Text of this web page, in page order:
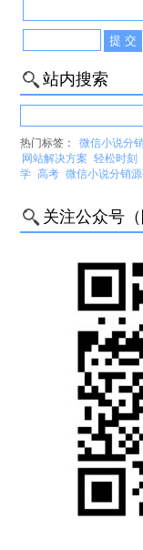
站内搜索
热门标签： 微信小说分
网站解决方案
轻松时刻
学 高考 微信小说分销
关注公众号（